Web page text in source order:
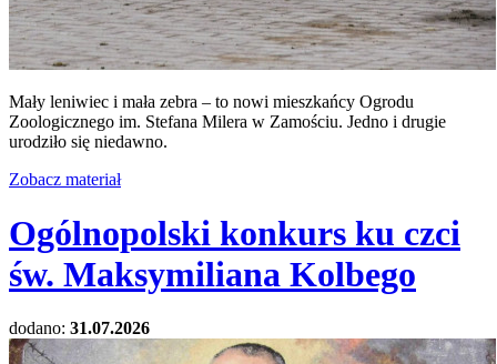
Mały leniwiec i mała zebra – to nowi mieszkańcy Ogrodu
Zoologicznego im. Stefana Milera w Zamościu. Jedno i drugie
urodziło się niedawno.
Zobacz materiał
Ogólnopolski konkurs ku czci
św. Maksymiliana Kolbego
dodano: 31.07.2026